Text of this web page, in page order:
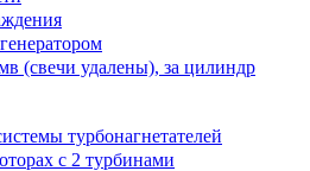
(свечи удалены), за цилиндр
турбонагнетателей
с 2 турбинами